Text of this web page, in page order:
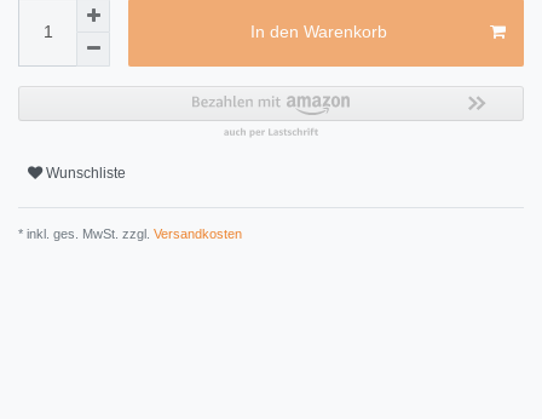
In den Warenkorb
Wunschliste
* inkl. ges. MwSt. zzgl. Versandkosten